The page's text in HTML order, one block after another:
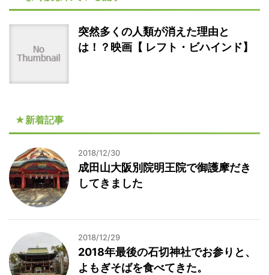
突然多くの人類が消えた理由と
は！？映画【 レフト・ビハインド】
★新着記事
2018/12/30
成田山大阪別院明王院で御護摩だき
してきました
2018/12/29
2018年最後の石切神社でお参りと、
よもぎそばを食べてきた。